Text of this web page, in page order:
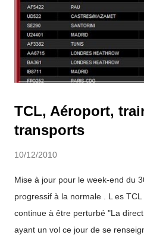
TCL, Aéroport,
transports
10/12/2010
Mise à jour pour le week-end du
progressif à la normale . L es
continue à être perturbé "La
ayant un vol ce jour de se